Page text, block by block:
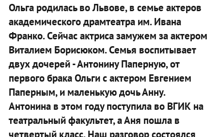
Ольга родилась во Львове, в семье актеров
академического драмтеатра им. Ивана
Франко. Сейчас актриса замужем за актером
Виталием Борисюком. Семья воспитывает
двух дочерей - Антонину Паперную, от
первого брака Ольги с актером Евгением
Паперным, и маленькую дочь Анну.
Антонина в этом году поступила во ВГИК на
театральный факультет, а Аня пошла в
четвертый класс. Наш разговор состоялся